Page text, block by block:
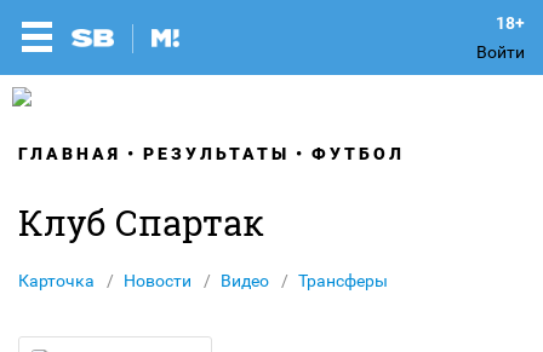
Войти
ГЛАВНАЯ РЕЗУЛЬТАТЫ ФУТБОЛ
Клуб Спартак
Карточка Новости Видео Трансферы